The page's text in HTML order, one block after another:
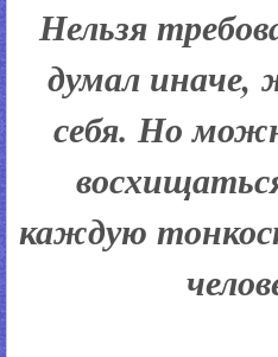
Нельзя
думал
себя. Но
каждую